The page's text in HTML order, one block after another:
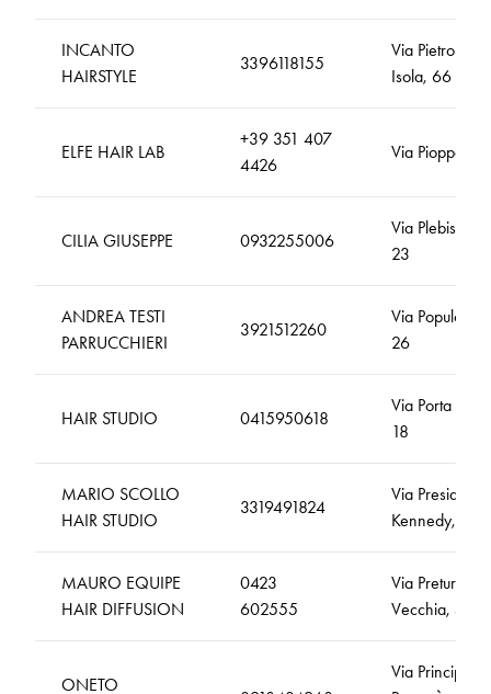
INCANTO
HAIRSTYLE
3396118155
Via Pietro
Isola, 66
ELFE HAIR LAB
+39 351 407
4426
Via Pioppa, 1
CILIA GIUSEPPE 0932255006
Via Plebiscito,
23
ANDREA TESTI
PARRUCCHIERI
3921512260
Via Populonia,
26
HAIR STUDIO 0415950618
Via Porta Est,
18
MARIO SCOLLO
HAIR STUDIO
3319491824
Via Presidente
Kennedy, 33
MAURO EQUIPE
HAIR DIFFUSION
0423
602555
Via Pretura
Vecchia, 5
ONETO
Via Principe